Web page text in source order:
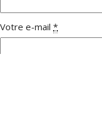
Votre e-mail *